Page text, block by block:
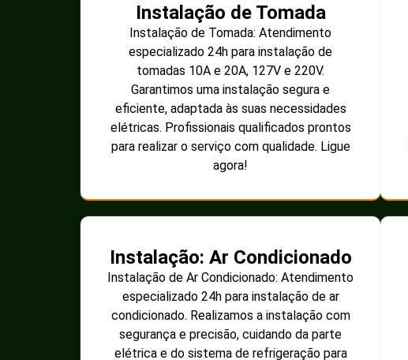
Instalação de Tomada
Instalação de Tomada: Atendimento
especializado 24h para instalação de
tomadas 10A e 20A, 127V e 220V.
Garantimos uma instalação segura e
eficiente, adaptada às suas necessidades
elétricas. Profissionais qualificados prontos
para realizar o serviço com qualidade. Ligue
agora!
Instalação: Ar Condicionado
Instalação de Ar Condicionado: Atendimento
especializado 24h para instalação de ar
condicionado. Realizamos a instalação com
segurança e precisão, cuidando da parte
elétrica e do sistema de refrigeração para